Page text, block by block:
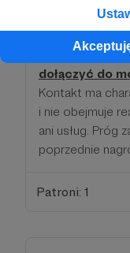
opowiadaniem
Wspierającymi.
progu mogą
dołączyć do
Kontakt ma
i nie obejmuje
ani usług. Próg
poprzednie
Patroni: 1